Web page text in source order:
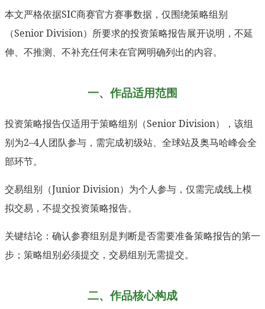
本文严格依据SIC商赛官方赛事数据，仅围绕策略组别
（Senior Division）所要求的投资策略报告展开说明，不延
伸、不推测、不补充任何未在官网明确列出的内容。
一、作品适用范围
投资策略报告仅适用于策略组别（Senior Division），该组
别为2–4人团队参与，需完成初级站、全球站及奥马哈峰会全
部环节。
交易组别（Junior Division）为个人参与，仅需完成线上模
拟交易，不提交投资策略报告。
关键结论：确认参赛组别是判断是否需要准备策略报告的第一
步；策略组别必须提交，交易组别无需提交。
二、作品核心构成